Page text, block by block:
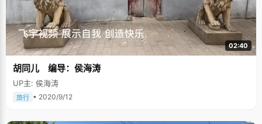
02:40
胡同儿 编导：侯海涛
UP主: 侯海涛
旅行 • 2020/9/12